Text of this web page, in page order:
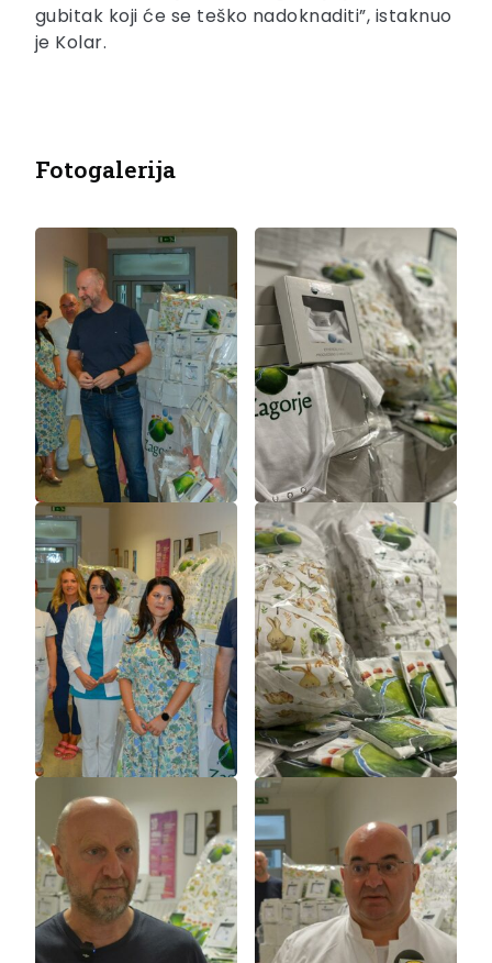
gubitak koji će se teško nadoknaditi”, istaknuo
je Kolar.
Fotogalerija